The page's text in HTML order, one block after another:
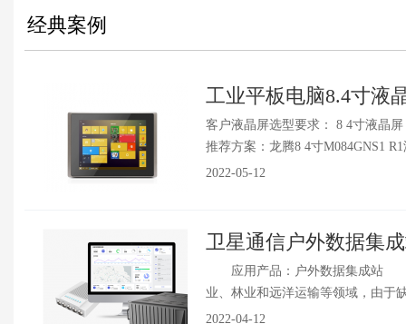
经典案例
工业平板电脑8.4寸液
客户液晶屏选型要求： 8 4寸液晶
推荐方案：龙腾8 4寸M084GNS1
2022-05-12
卫星通信户外数据集
应用产品：户外数据集成站
业、林业和远洋运输等领域，由于
2022-04-12